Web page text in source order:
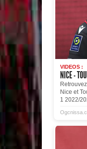
VIDEOS :
NICE -
Nice et
1 2022/